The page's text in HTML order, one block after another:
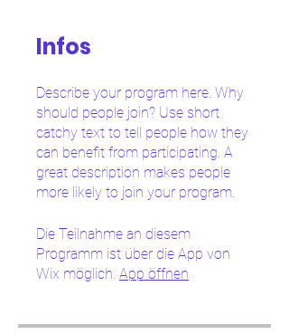
Infos
Describe your program here. Why
should people join? Use short
catchy text to tell people how they
can benefit from participating. A
great description makes people
more likely to join your program.
Die Teilnahme an diesem
Programm ist über die App von
Wix möglich. App öffnen